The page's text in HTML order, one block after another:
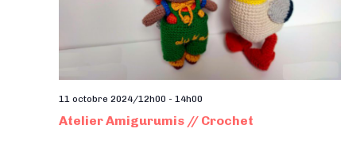
Atelier Amigurumis // Crochet
11 octobre 2024/12h00 - 14h00